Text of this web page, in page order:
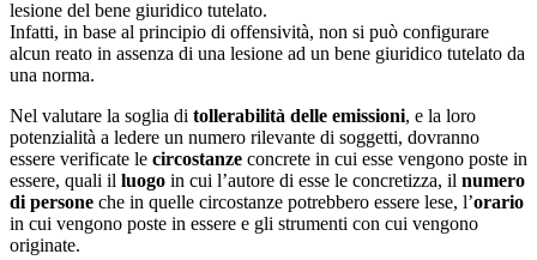
lesione del bene giuridico tutelato.
Infatti, in base al principio di offensività, non si può configurare
alcun reato in assenza di una lesione ad un bene giuridico tutelato da
una norma.
Nel valutare la soglia di tollerabilità delle emissioni, e la loro
potenzialità a ledere un numero rilevante di soggetti, dovranno
essere verificate le circostanze concrete in cui esse vengono poste in
essere, quali il luogo in cui l’autore di esse le concretizza, il numero
di persone che in quelle circostanze potrebbero essere lese, l’orario
in cui vengono poste in essere e gli strumenti con cui vengono
originate.